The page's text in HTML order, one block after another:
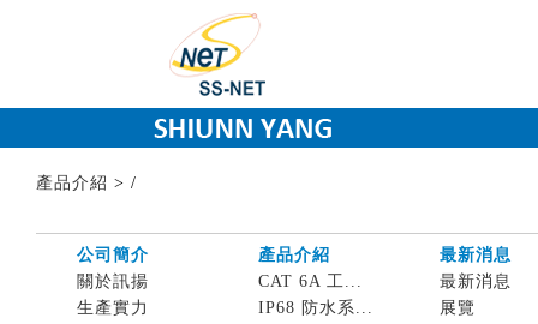
產品介紹 > /
公司簡介 產品介紹
最新消息
關於訊揚
生產實力
CAT 6A 工...
IP68 防水系...
最新消息
展覽